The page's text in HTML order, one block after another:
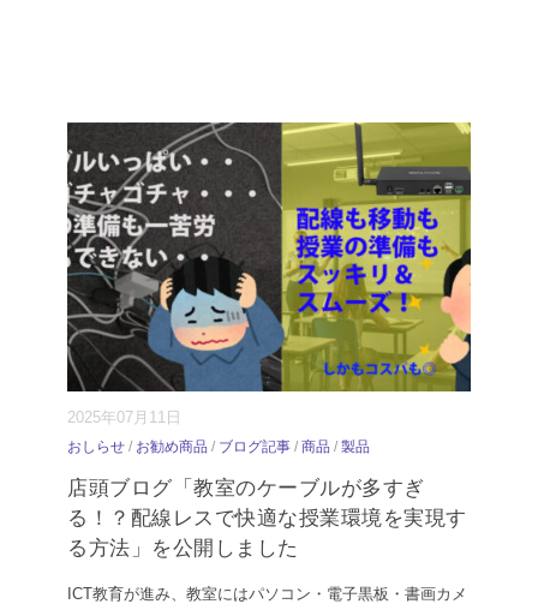
2025年07月11日
おしらせ / お勧め商品 / ブログ記事 / 商品 / 製品
店頭ブログ「教室のケーブルが多すぎ
る！？配線レスで快適な授業環境を実現す
る方法」を公開しました
ICT教育が進み、教室にはパソコン・電子黒板・書画カメ